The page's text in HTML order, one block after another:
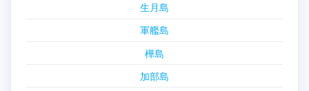
生月島
軍艦島
樺島
加部島